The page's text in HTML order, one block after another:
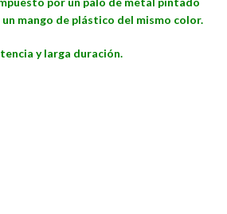
mango de plástico del mismo color.
y larga duración.